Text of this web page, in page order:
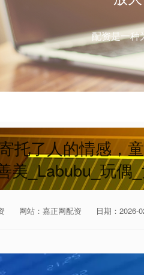
配资是一种
托了人的情感，
美_Labubu_玩偶
网站：嘉正网配资 日期：2026-